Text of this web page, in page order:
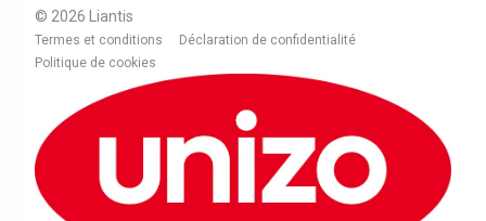
© 2026 Liantis
Termes et conditions
Déclaration de confidentialité
Politique de cookies